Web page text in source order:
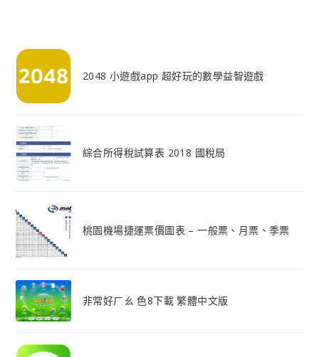
2048 小遊戲app 超好玩的數學益智遊戲
綜合所得稅試算表 2018 國稅局
桃園機場捷運票價圖表 – 一般票、月票、季票
非常好ㄏㄠ 色8下載 繁體中文版